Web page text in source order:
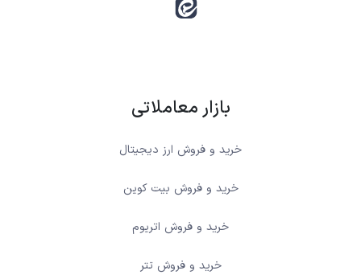
بازار معاملاتی
خرید و فروش ارز دیجیتال
خرید و فروش بیت کوین
خرید و فروش اتریوم
خرید و فروش تتر